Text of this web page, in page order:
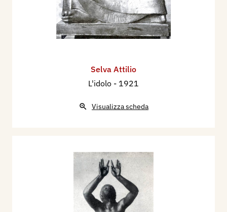
Selva Attilio
L'idolo - 1921
Visualizza scheda